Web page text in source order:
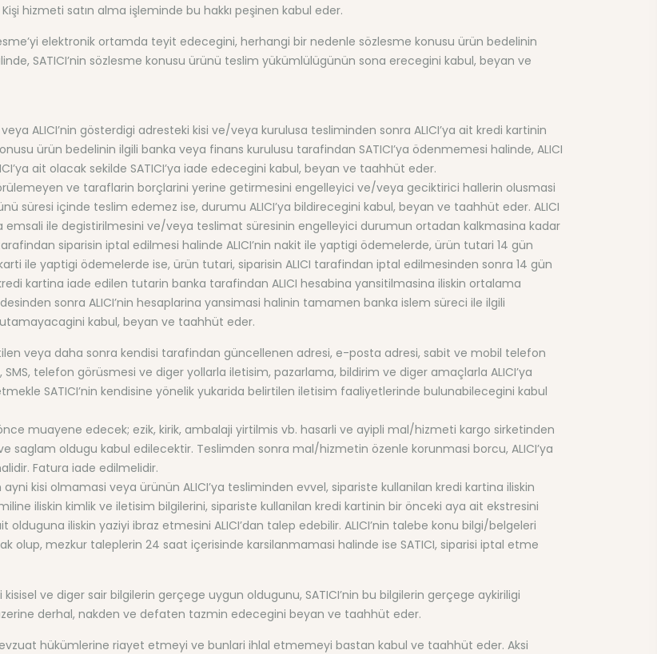
hizmeti satın alma işleminde bu hakkı peşinen kabul eder.
elektronik ortamda teyit edecegini, herhangi bir nedenle sözlesme konusu ürün bedelinin
SATICI’nin sözlesme konusu ürünü teslim yükümlülügünün sona erecegini kabul, beyan ve
ALICI’nin gösterdigi adresteki kisi ve/veya kurulusa tesliminden sonra ALICI’ya ait kredi kartinin
ürün bedelinin ilgili banka veya finans kurulusu tarafindan SATICI’ya ödenmemesi halinde, ALICI
ait olacak sekilde SATICI’ya iade edecegini kabul, beyan ve taahhüt eder.
ve taraflarin borçlarini yerine getirmesini engelleyici ve/veya geciktirici hallerin olusmasi
süresi içinde teslim edemez ise, durumu ALICI’ya bildirecegini kabul, beyan ve taahhüt eder. ALICI
emsali ile degistirilmesini ve/veya teslimat süresinin engelleyici durumun ortadan kalkmasina kadar
siparisin iptal edilmesi halinde ALICI’nin nakit ile yaptigi ödemelerde, ürün tutari 14 gün
ile yaptigi ödemelerde ise, ürün tutari, siparisin ALICI tarafindan iptal edilmesinden sonra 14 gün
kartina iade edilen tutarin banka tarafindan ALICI hesabina yansitilmasina iliskin ortalama
sonra ALICI’nin hesaplarina yansimasi halinin tamamen banka islem süreci ile ilgili
kabul, beyan ve taahhüt eder.
veya daha sonra kendisi tarafindan güncellenen adresi, e-posta adresi, sabit ve mobil telefon
telefon görüsmesi ve diger yollarla iletisim, pazarlama, bildirim ve diger amaçlarla ALICI’ya
SATICI’nin kendisine yönelik yukarida belirtilen iletisim faaliyetlerinde bulunabilecegini kabul
muayene edecek; ezik, kirik, ambalaji yirtilmis vb. hasarli ve ayipli mal/hizmeti kargo sirketinden
oldugu kabul edilecektir. Teslimden sonra mal/hizmetin özenle korunmasi borcu, ALICI’ya
Fatura iade edilmelidir.
ayni kisi olmamasi veya ürünün ALICI’ya tesliminden evvel, sipariste kullanilan kredi kartina iliskin
iliskin kimlik ve iletisim bilgilerini, sipariste kullanilan kredi kartinin bir önceki aya ait ekstresini
iliskin yaziyi ibraz etmesini ALICI’dan talep edebilir. ALICI’nin talebe konu bilgi/belgeleri
mezkur taleplerin 24 saat içerisinde karsilanmamasi halinde ise SATICI, siparisi iptal etme
kisisel ve diger sair bilgilerin gerçege uygun oldugunu, SATICI’nin bu bilgilerin gerçege aykiriligi
derhal, nakden ve defaten tazmin edecegini beyan ve taahhüt eder.
hükümlerine riayet etmeyi ve bunlari ihlal etmemeyi bastan kabul ve taahhüt eder. Aksi